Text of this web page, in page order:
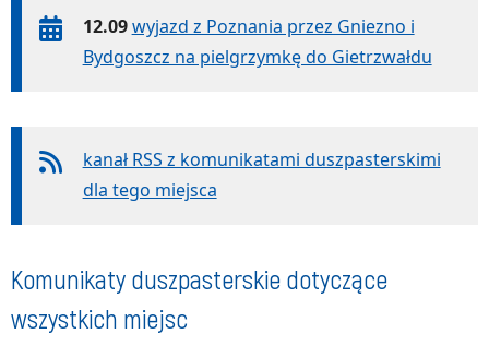
12.09 wyjazd z Poznania przez Gniezno i
Bydgoszcz na pielgrzymkę do Gietrzwałdu
kanał RSS z komunikatami duszpasterskimi
dla tego miejsca
Komunikaty duszpasterskie dotyczące
wszystkich miejsc